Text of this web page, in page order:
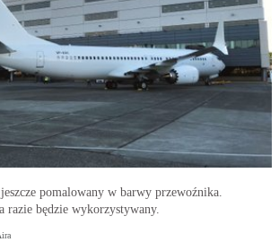
pomalowany w barwy przewoźnika.
razie będzie wykorzystywany.